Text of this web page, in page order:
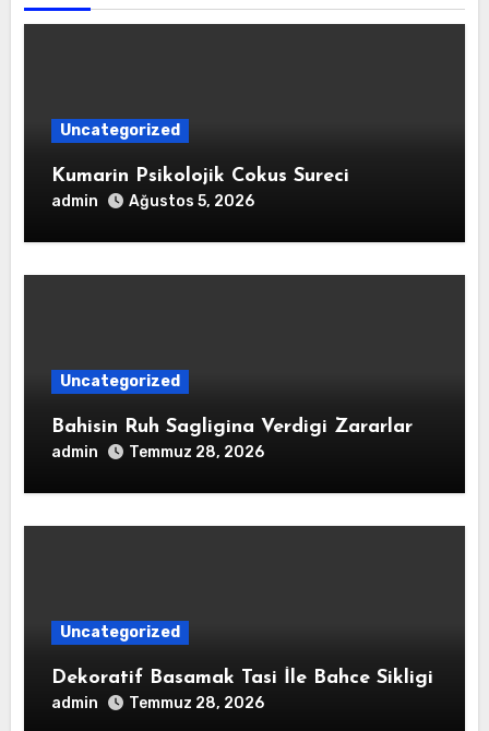
Uncategorized
Kumarin Psikolojik Cokus Sureci
admin Ağustos 5, 2026
Uncategorized
Bahisin Ruh Sagligina Verdigi Zararlar
admin Temmuz 28, 2026
Uncategorized
Dekoratif Basamak Tasi İle Bahce Sikligi
admin Temmuz 28, 2026